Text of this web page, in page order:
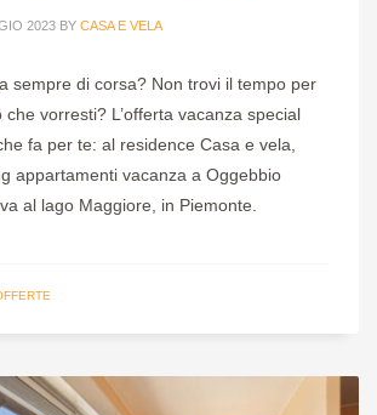
2023 BY CASA E VELA
sempre di corsa? Non trovi il tempo per
vorresti? L’offerta vacanza special
fa per te: al residence Casa e vela,
appartamenti vacanza a Oggebbio
al lago Maggiore, in Piemonte.